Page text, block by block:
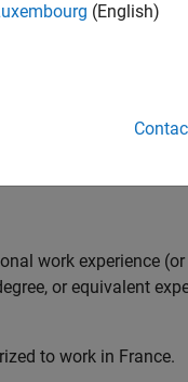
developers
automation
and effectiveness
work experience
or equivalent
to work in France.
(English)